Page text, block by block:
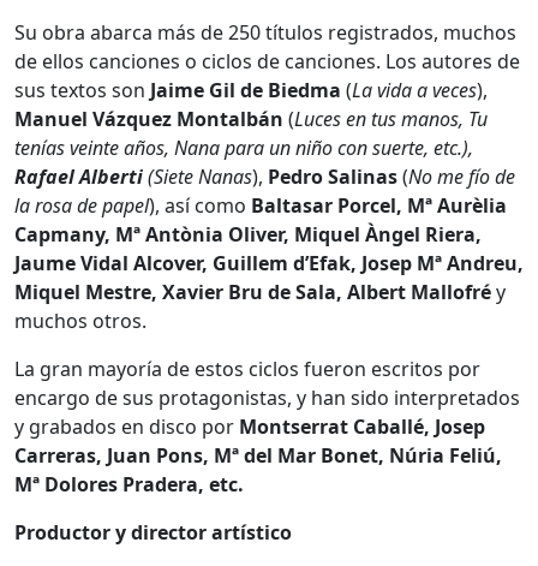
Su obra abarca más de 250 títulos registrados, muchos
de ellos canciones o ciclos de canciones. Los autores de
sus textos son Jaime Gil de Biedma (La vida a veces),
Manuel Vázquez Montalbán (Luces en tus manos, Tu
tenías veinte años, Nana para un niño con suerte, etc.),
Rafael Alberti(Siete Nanas), Pedro Salinas(No me fío de
la rosa de papel), así como Baltasar Porcel, Mª Aurèlia
Capmany, Mª Antònia Oliver, Miquel Àngel Riera,
Jaume Vidal Alcover, Guillem d’Efak, Josep Mª Andreu,
Miquel Mestre, Xavier Bru de Sala, Albert Mallofréy
muchos otros.
La gran mayoría de estos ciclos fueron escritos por
encargo de sus protagonistas, y han sido interpretados
y grabados en disco por Montserrat Caballé, Josep
Carreras, Juan Pons, Mª del Mar Bonet, Núria Feliú,
Mª Dolores Pradera, etc.
Productor y director artístico